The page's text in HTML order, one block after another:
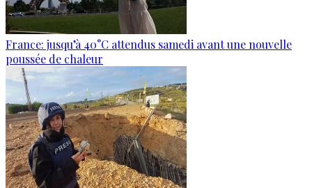
France: jusqu’à 40°C attendus samedi avant une nouvelle
poussée de chaleur